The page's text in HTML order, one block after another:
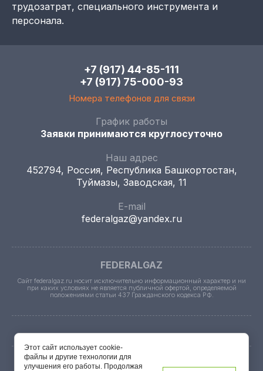
трудозатрат, специального инструмента и
персонала.
+7 (917) 44-85-111
+7 (917) 75-000-93
Номера телефонов для связи
График работы
Заявки принимаются круглосуточно
Наш адрес
452794, Россия, Республика Башкортостан,
Туймазы, Заводская, 11
E-mail
federalgaz@yandex.ru
FEDERALGAZ
Сайт federalgaz.ru носит исключительно информационный характер и ни
при каких условиях не является публичной офертой, определяемой
положениями статьи 437 Гражданского кодекса РФ.
Этот сайт использует cookie-
файлы и другие технологии для
улучшения его работы. Продолжая